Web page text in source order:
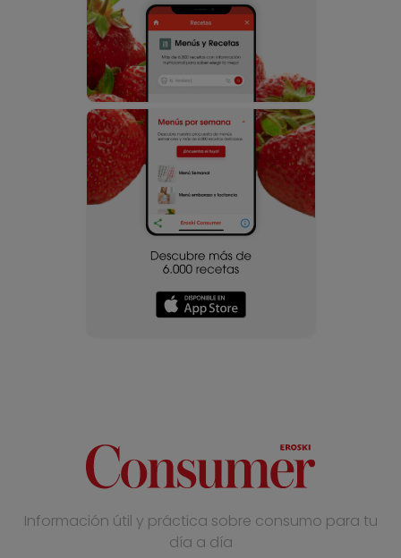
Información útil y práctica sobre consumo para tu
día a día